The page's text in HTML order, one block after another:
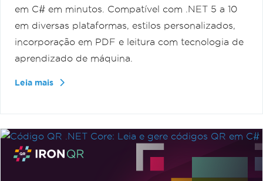
em C# em minutos. Compatível com .NET 5 a 10
em diversas plataformas, estilos personalizados,
incorporação em PDF e leitura com tecnologia de
aprendizado de máquina.
Leia mais